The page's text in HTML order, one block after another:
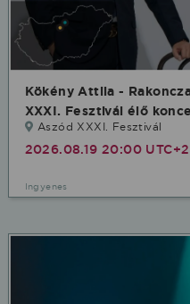
Kökény Attila -
XXXI. Fesztivál élő
Aszód XXXI. Fesztivál
2026.08.19 20:00 UTC+2
Ingyenes